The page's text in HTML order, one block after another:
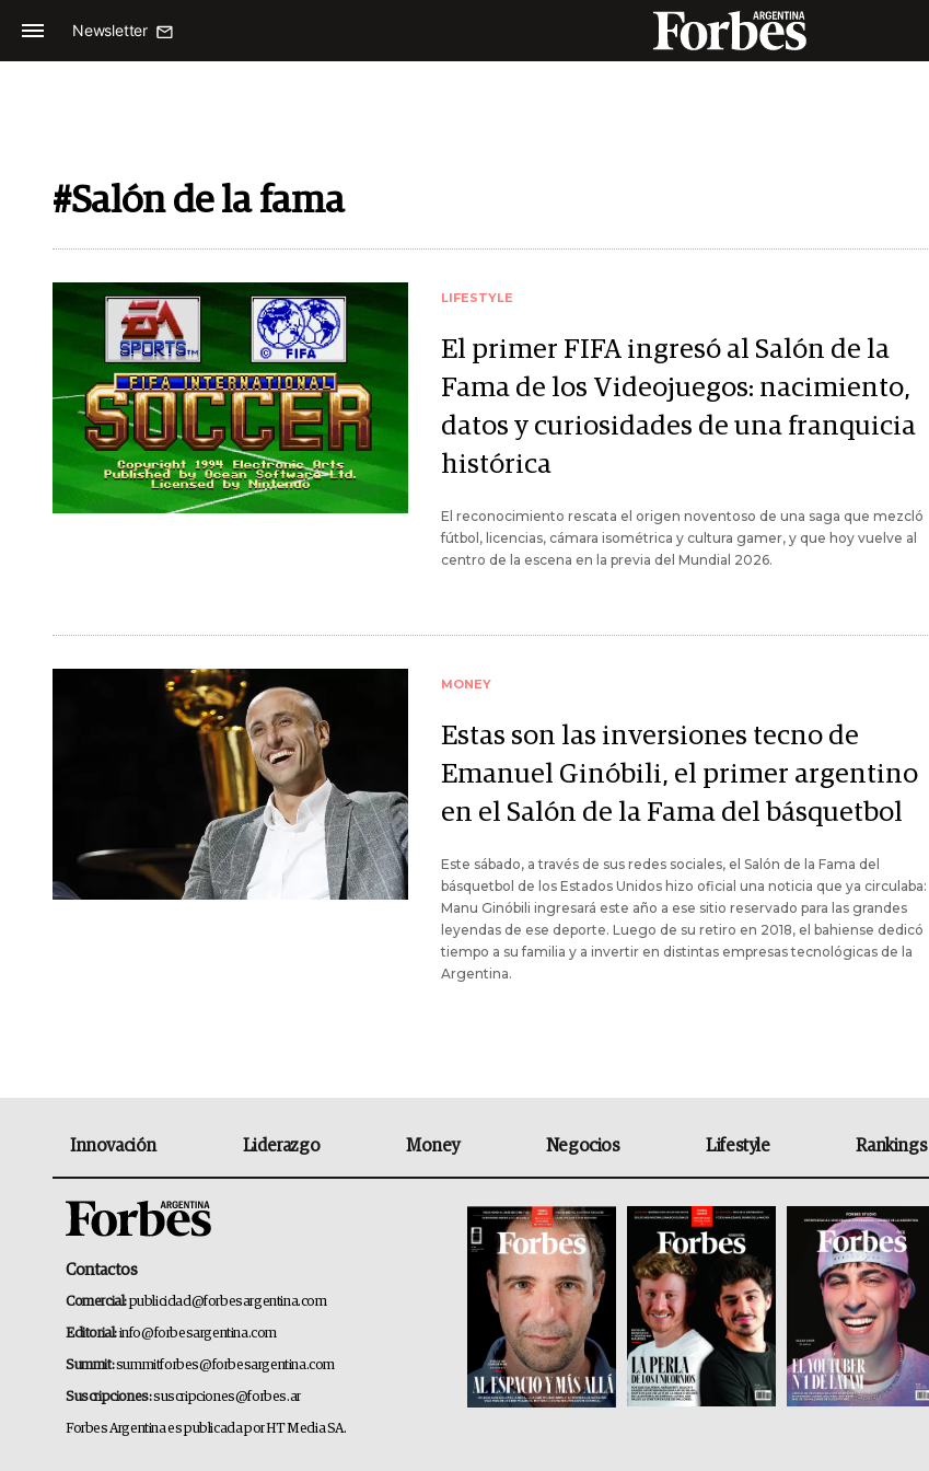
Newsletter
#Salón de la fama
LIFESTYLE
El primer FIFA ingresó al Salón de la
Fama de los Videojuegos: nacimiento,
datos y curiosidades de una franquicia
histórica
El reconocimiento rescata el origen noventoso de una saga que mezcló
fútbol, licencias, cámara isométrica y cultura gamer, y que hoy vuelve al
centro de la escena en la previa del Mundial 2026.
MONEY
Estas son las inversiones tecno de
Emanuel Ginóbili, el primer argentino
en el Salón de la Fama del básquetbol
Este sábado, a través de sus redes sociales, el Salón de la Fama del
básquetbol de los Estados Unidos hizo oficial una noticia que ya circulaba:
Manu Ginóbili ingresará este año a ese sitio reservado para las grandes
leyendas de ese deporte. Luego de su retiro en 2018, el bahiense dedicó
tiempo a su familia y a invertir en distintas empresas tecnológicas de la
Argentina.
Innovación Liderazgo Money Negocios Lifestyle Rankings
Contactos
Comercial:publicidad@forbesargentina.com
Editorial:info@forbesargentina.com
Summit:summitforbes@forbesargentina.com
Suscripciones:suscripciones@forbes.ar
Forbes Argentina es publicada por HT Media SA.